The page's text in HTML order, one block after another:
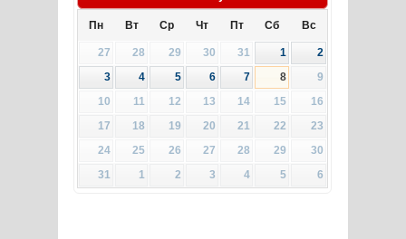
Пн Вт Ср Чт Пт Сб Вс
27 28 29 30 31 1
2
3
4 5 6 7 8
9
10
11 12 13 14 15
16
17
18 19 20 21 22
23
24
25 26 27 28 29
30
31
1 2 3 4 5 6